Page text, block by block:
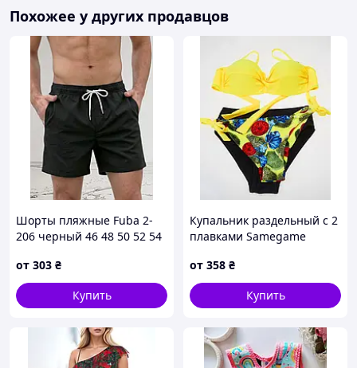
Похожее у других продавцов
Шорты пляжные Fuba 2-
206 черный 46 48 50 52 54
от 303 ₴
Купить
Купальник раздельный с 2
плавками Samegame
46 48 50 УКР размеры
от 358 ₴
Купить